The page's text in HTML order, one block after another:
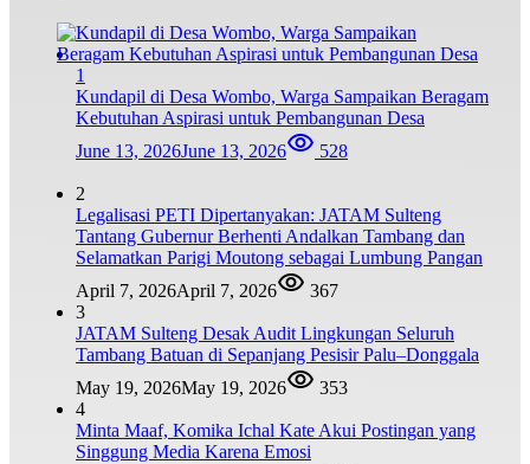
1
Kundapil di Desa Wombo, Warga Sampaikan Beragam
Kebutuhan Aspirasi untuk Pembangunan Desa
June 13, 2026June 13, 2026 528
2
Legalisasi PETI Dipertanyakan: JATAM Sulteng
Tantang Gubernur Berhenti Andalkan Tambang dan
Selamatkan Parigi Moutong sebagai Lumbung Pangan
April 7, 2026April 7, 2026
367
3
JATAM Sulteng Desak Audit Lingkungan Seluruh
Tambang Batuan di Sepanjang Pesisir Palu–Donggala
May 19, 2026May 19, 2026
353
4
Minta Maaf, Komika Ichal Kate Akui Postingan yang
Singgung Media Karena Emosi